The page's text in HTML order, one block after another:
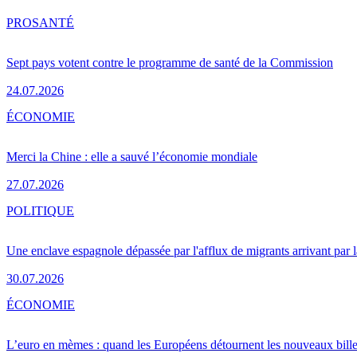
Sept pays votent contre le programme de santé de la Commission
24.07.2026
PROSANTÉ
Merci la Chine : elle a sauvé l’économie mondiale
27.07.2026
ÉCONOMIE
Une enclave espagnole dépassée par l'afflux de migrants arrivant par
30.07.2026
POLITIQUE
L’euro en mèmes : quand les Européens détournent les nouveaux
ÉCONOMIE